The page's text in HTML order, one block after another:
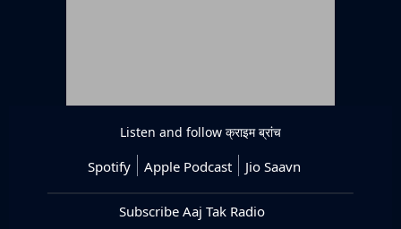
Listen and follow क्राइम ब्रांच
Spotify Apple Podcast Jio Saavn
Subscribe Aaj Tak Radio